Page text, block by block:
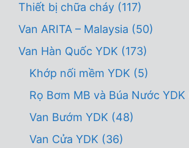
Thiết bị chữa cháy (117)
Van ARITA – Malaysia (50)
Van Hàn Quốc YDK (173)
Khớp nối mềm YDK (5)
Rọ Bơm MB và Búa Nước YDK
Van Bướm YDK (48)
Van Cửa YDK (36)